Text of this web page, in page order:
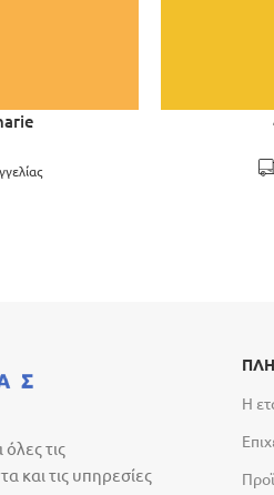
τις
και τις υπηρεσίες
Η